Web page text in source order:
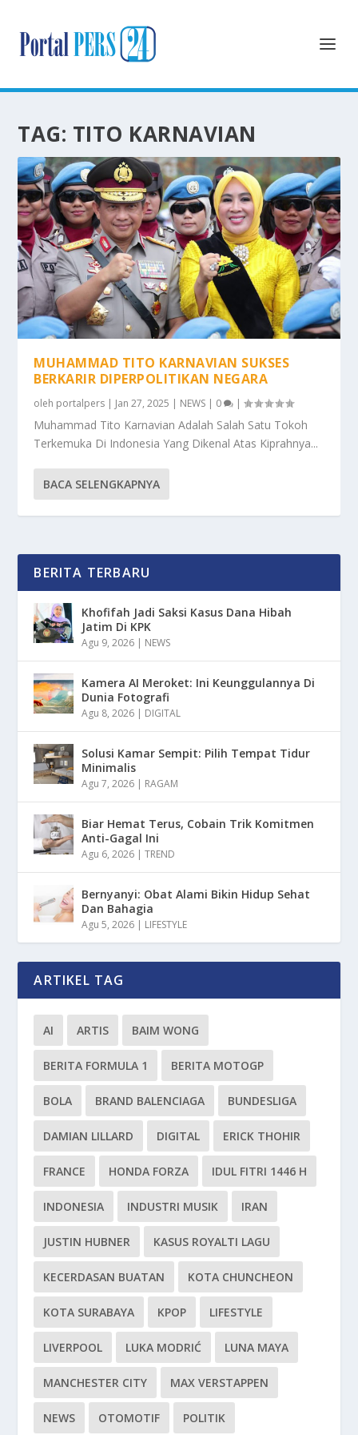
TAG: TITO KARNAVIAN
MUHAMMAD TITO KARNAVIAN SUKSES
BERKARIR DIPERPOLITIKAN NEGARA
oleh portalpers | Jan 27, 2025 | NEWS | 0 |
Muhammad Tito Karnavian Adalah Salah Satu Tokoh
Terkemuka Di Indonesia Yang Dikenal Atas Kiprahnya...
BACA SELENGKAPNYA
BERITA TERBARU
Khofifah Jadi Saksi Kasus Dana Hibah
Jatim Di KPK
Agu 9, 2026 | NEWS
Kamera AI Meroket: Ini Keunggulannya Di
Dunia Fotografi
Agu 8, 2026 | DIGITAL
Solusi Kamar Sempit: Pilih Tempat Tidur
Minimalis
Agu 7, 2026 | RAGAM
Biar Hemat Terus, Cobain Trik Komitmen
Anti-Gagal Ini
Agu 6, 2026 |TREND
Bernyanyi: Obat Alami Bikin Hidup Sehat
Dan Bahagia
Agu 5, 2026 | LIFESTYLE
ARTIKEL TAG
AI ARTIS BAIM WONG
BERITA FORMULA 1 BERITA MOTOGP
BOLA BRAND BALENCIAGA BUNDESLIGA
DAMIAN LILLARD DIGITAL ERICK THOHIR
FRANCE HONDA FORZA IDUL FITRI 1446 H
INDONESIA INDUSTRI MUSIK IRAN
JUSTIN HUBNER KASUS ROYALTI LAGU
KECERDASAN BUATAN KOTA CHUNCHEON
KOTA SURABAYA KPOP LIFESTYLE
LIVERPOOL LUKA MODRIĆ LUNA MAYA
MANCHESTER CITY MAX VERSTAPPEN
NEWS OTOMOTIF POLITIK